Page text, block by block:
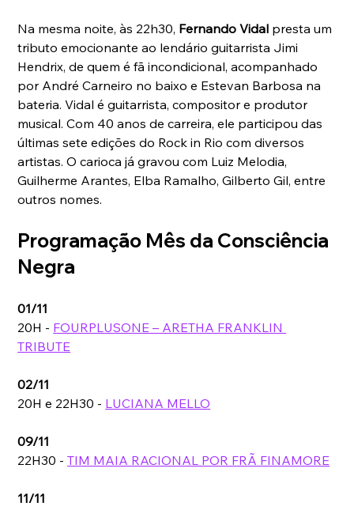
Na mesma noite, às 22h30, Fernando Vidal presta um
tributo emocionante ao lendário guitarrista Jimi
Hendrix, de quem é fã incondicional, acompanhado
por André Carneiro no baixo e Estevan Barbosa na
bateria. Vidal é guitarrista, compositor e produtor
musical. Com 40 anos de carreira, ele participou das
últimas sete edições do Rock in Rio com diversos
artistas. O carioca já gravou com Luiz Melodia,
Guilherme Arantes, Elba Ramalho, Gilberto Gil, entre
outros nomes.
Programação Mês da Consciência
Negra
01/11
20H - FOURPLUSONE – ARETHA FRANKLIN
TRIBUTE
02/11
20H e 22H30 - LUCIANA MELLO
09/11
22H30 - TIM MAIA RACIONAL POR FRÃ FINAMORE
11/11